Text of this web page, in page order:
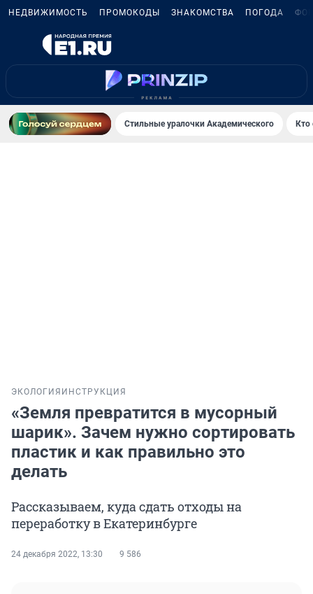
НЕДВИЖИМОСТЬ ПРОМОКОДЫ ЗНАКОМСТВА ПОГОДА
Стильные уралочки Академического Кто
ЭКОЛОГИЯ ИНСТРУКЦИЯ
«Земля превратится в мусорный
шарик». Зачем нужно сортировать
пластик и как правильно это
делать
Рассказываем, куда сдать отходы на
переработку в Екатеринбурге
24 декабря 2022, 13:30 9 586